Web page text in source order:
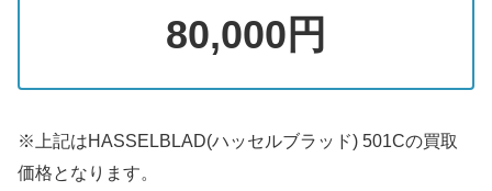
80,000円
※上記はHASSELBLAD(ハッセルブラッド) 501Cの買取
価格となります。